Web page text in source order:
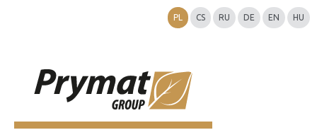
PL CS RU DE EN HU